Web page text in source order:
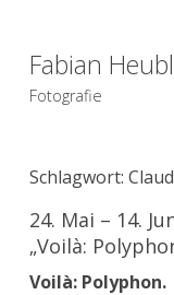
Fabian
Fotografie
Schlagwort:
24. Mai – 14.
„Voilà:
Voilà: Polyphon.